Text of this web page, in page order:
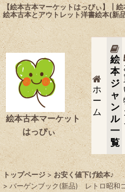
【絵本古本マーケットはっぴぃ】┃
絵本古本とアウトレット洋書絵本(新
絵本古本マーケット
はっぴぃ
ホ
ー
ム
絵
本
ジ
ャ
ン
ル
一
覧
トップページ > お安く値下げ絵本♪
> バーゲンブック(新品) レトロ昭和